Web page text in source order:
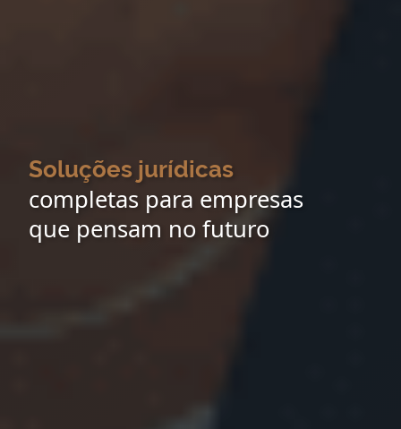
Soluções jurídicas
completas para empresas
que pensam no futuro